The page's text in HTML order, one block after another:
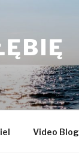
Video Blog